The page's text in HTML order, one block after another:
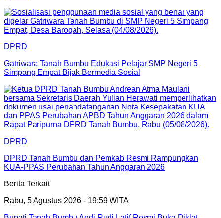
DPRD
Gatriwara Tanah Bumbu Edukasi Pelajar SMP Negeri 5
Simpang Empat Bijak Bermedia Sosial
DPRD
DPRD Tanah Bumbu dan Pemkab Resmi Rampungkan
KUA-PPAS Perubahan Tahun Anggaran 2026
Berita Terkait
Rabu, 5 Agustus 2026 - 19:59 WITA